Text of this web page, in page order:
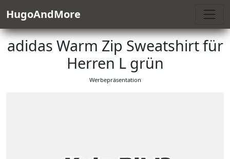
HugoAndMore
adidas Warm Zip Sweatshirt für
Herren L grün
Werbepräsentation